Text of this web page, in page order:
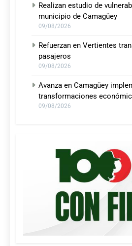
Realizan estudio de
municipio de Camagüey
09/08/2026
Refuerzan en Vertientes
pasajeros
09/08/2026
Avanza en Camagüey
transformaciones
09/08/2026